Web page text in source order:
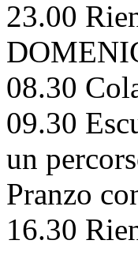
23.00
08.30
09.30
un
Pranzo
16.30